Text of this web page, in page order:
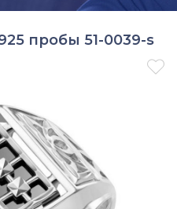
пробы 51-0039-s
